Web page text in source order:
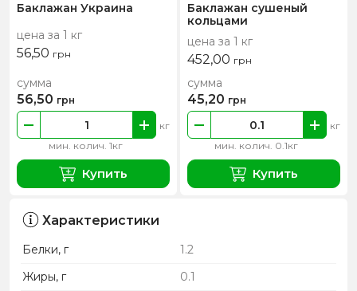
Баклажан Украина
цена за 1 кг
56,50 грн
мин. колич. 1кг
кг
сумма
56,50 грн
Купить
Баклажан сушеный
кольцами
цена за 1 кг
452,00 грн
мин. колич. 0.1кг
кг
сумма
45,20 грн
Купить
Характеристики
Белки, г
1.2
Жиры, г
0.1